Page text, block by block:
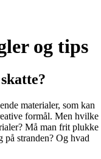
og tips
materialer, som kan
formål. Men hvilke
Må man frit plukke
på stranden? Og hvad